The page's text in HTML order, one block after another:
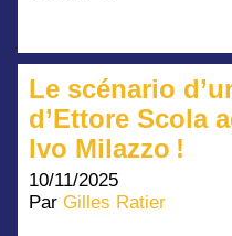
Le scénario
d’Ettore Scola
Ivo Milazzo !
10/11/2025
Par Gilles Ratier